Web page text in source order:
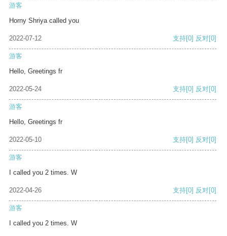
游客
Horny Shriya called you
2022-07-12 支持[0] 反对[0]
游客
Hello, Greetings fr
2022-05-24 支持[0] 反对[0]
游客
Hello, Greetings fr
2022-05-10 支持[0] 反对[0]
游客
I called you 2 times. W
2022-04-26 支持[0] 反对[0]
游客
I called you 2 times. W